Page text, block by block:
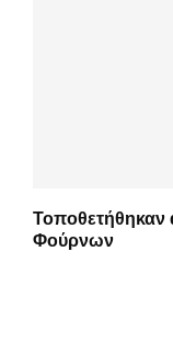
Τοποθετήθηκαν
Φούρνων